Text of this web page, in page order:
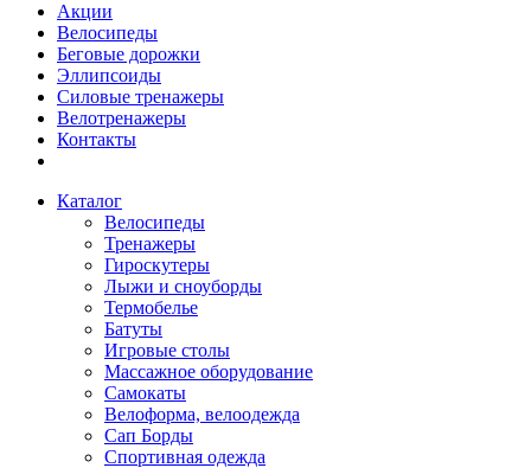
Акции
Велосипеды
Беговые дорожки
Эллипсоиды
Силовые тренажеры
Велотренажеры
Контакты
Каталог
Велосипеды
Тренажеры
Гироскутеры
Лыжи и сноуборды
Термобелье
Батуты
Игровые столы
Массажное оборудование
Самокаты
Велоформа, велоодежда
Сап Борды
Спортивная одежда